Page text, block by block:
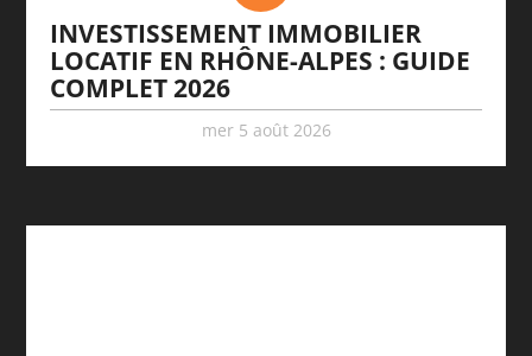
INVESTISSEMENT IMMOBILIER
LOCATIF EN RHÔNE-ALPES : GUIDE
COMPLET 2026
mer 5 août 2026